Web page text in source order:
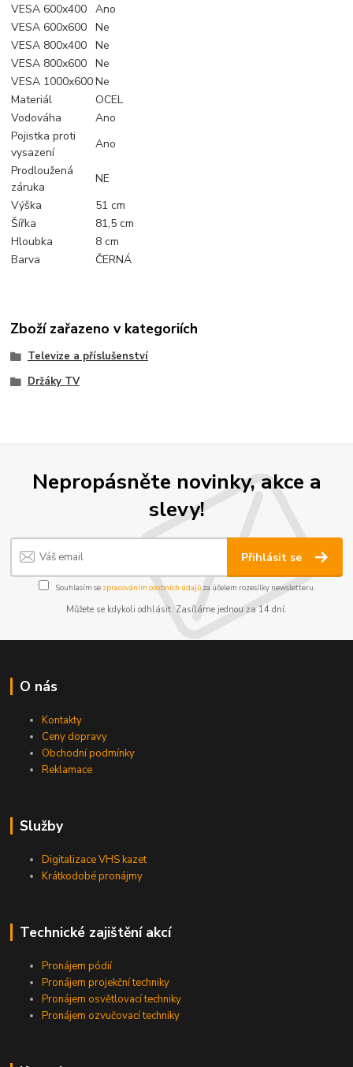
VESA 600x400 Ano
VESA 600x600 Ne
VESA 800x400 Ne
VESA 800x600 Ne
VESA 1000x600Ne
Materiál
OCEL
Vodováha
Ano
Pojistka proti
vysazení
Ano
Prodloužená
záruka
NE
Výška
51 cm
Šířka
81,5 cm
Hloubka
8 cm
Barva
ČERNÁ
Zboží zařazeno v kategoriích
Televize a příslušenství
Držáky TV
Nepropásněte novinky, akce a
slevy!
Přihlásit se
Souhlasím se zpracováním osobních údajůza účelem rozesílky newsletteru.
Můžete se kdykoli odhlásit. Zasíláme jednou za 14 dní.
O nás
Kontakty
Ceny dopravy
Obchodní podmínky
Reklamace
Služby
Digitalizace VHS kazet
Krátkodobé pronájmy
Technické zajištění akcí
Pronájem pódií
Pronájem projekční techniky
Pronájem osvětlovací techniky
Pronájem ozvučovací techniky